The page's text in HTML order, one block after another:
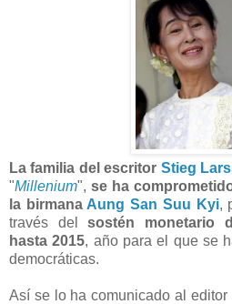
La familia del escritor Stieg
"Millenium",se ha
la birmana Aung San Suu Kyi,
través delsostén monetario
hasta 2015, año para el que se
democráticas.
Así se lo ha comunicado al editor